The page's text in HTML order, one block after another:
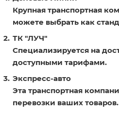
Крупная транспортная
можете выбрать как
ТК "ЛУЧ"
Специализируется на
доступными тарифами.
Экспресс-авто
Эта транспортная
перевозки ваших товаров.